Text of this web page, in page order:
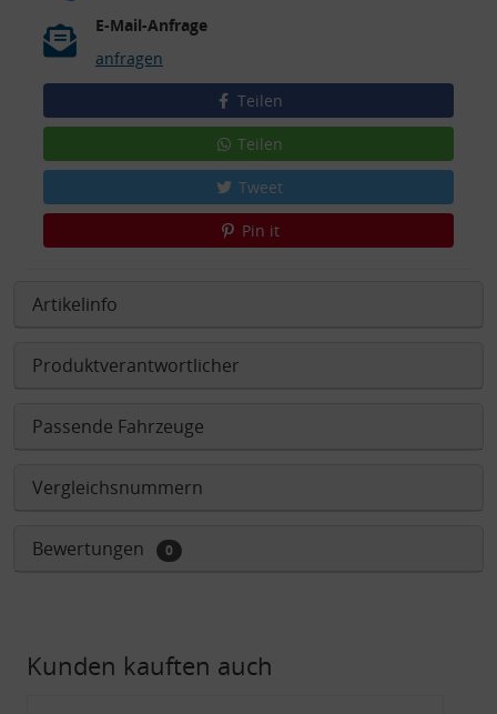
E-Mail-Anfrage
anfragen
Teilen
Teilen
Tweet
Pin it
Artikelinfo
Produktverantwortlicher
Passende Fahrzeuge
Vergleichsnummern
Bewertungen 0
Kunden kauften auch